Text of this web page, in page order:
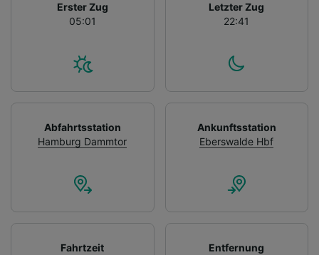
Erster Zug
05:01
Letzter Zug
22:41
Abfahrtsstation
Hamburg Dammtor
Ankunftsstation
Eberswalde Hbf
Fahrtzeit
Entfernung